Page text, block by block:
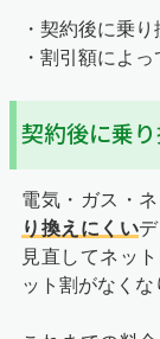
・契約後に乗
・割引額によ
契約後に乗
電気・ガス・
り換えにくい
見直してネッ
ット割がなくな